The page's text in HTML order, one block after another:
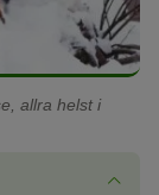
allra helst i